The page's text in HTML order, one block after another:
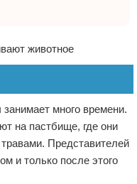
много времени.
на пастбище, где они
Представителей
и только после этого